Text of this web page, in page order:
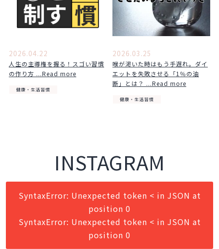
2026.04.22
人生の主導権を握る！スゴい習慣
の作り方 ...Read more
健康・生活習慣
2026.03.25
喉が渇いた時はもう手遅れ。ダイ
エットを失敗させる「1％の油
断」とは？ ...Read more
健康・生活習慣
INSTAGRAM
SyntaxError: Unexpected token < in JSON at
position 0
SyntaxError: Unexpected token < in JSON at
position 0